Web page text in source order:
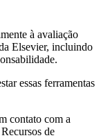
à avaliação
Elsevier, incluindo
essas ferramentas
contato com a
de